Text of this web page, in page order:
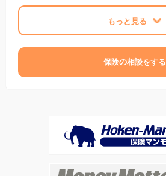
もっと見る
保険の相談をする